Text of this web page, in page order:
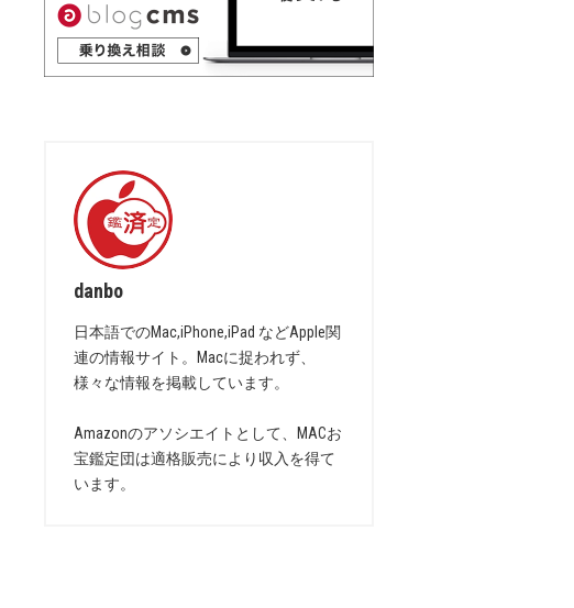
danbo
日本語でのMac,iPhone,iPad などApple関
連の情報サイト。Macに捉われず、
様々な情報を掲載しています。
Amazonのアソシエイトとして、MACお
宝鑑定団は適格販売により収入を得て
います。